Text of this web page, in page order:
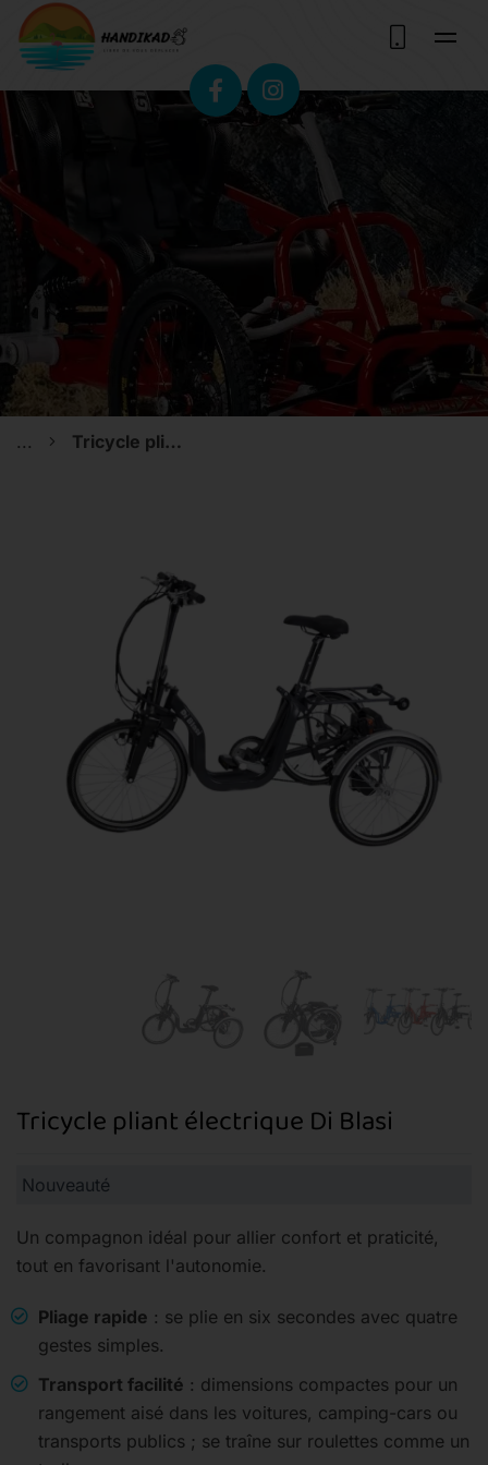
... Tricycle pliant électrique Di Blasi
Tricycle pliant électrique Di Blasi
Nouveauté
Un compagnon idéal pour allier confort et praticité,
tout en favorisant l'autonomie.
Pliage rapide : se plie en six secondes avec quatre
gestes simples.
Transport facilité : dimensions compactes pour un
rangement aisé dans les voitures, camping-cars ou
transports publics ; se traîne sur roulettes comme un